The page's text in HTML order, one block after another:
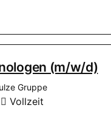
(m/w/d)
Gruppe
Vollzeit